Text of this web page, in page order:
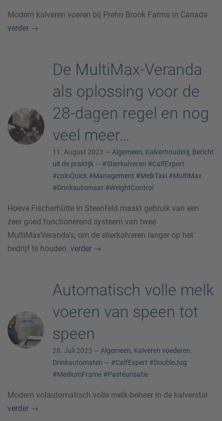
Modern kalveren voeren bij Prehn Brook Farms in Canada
verder →
De MultiMax-Veranda
als oplossing voor de
28-dagen regel en nog
veel meer…
11. August 2023 — Algemeen, Kalverhouderij, Bericht
uit de praktijk — #Stierkalveren #CalfExpert
#coloQuick #Management #MelkTaxi #MultiMax
#Drinkautomaat #WeightControl
Hoeve Fischerhütte in Steenfeld maakt gebruik van een
zeer goed functionerend systeem van twee
MultiMaxVeranda's, om de stierkalveren langer op het
bedrijf te houden. verder →
Automatisch volle melk
voeren van speen tot
speen
28. Juli 2023 — Algemeen, Kalveren voederen,
Drinkautomaten — #CalfExpert #DoubleJug
#MediumFrame #Pasteurisatie
Modern volautomatisch volle melk-beheer in de kalverstal
verder →